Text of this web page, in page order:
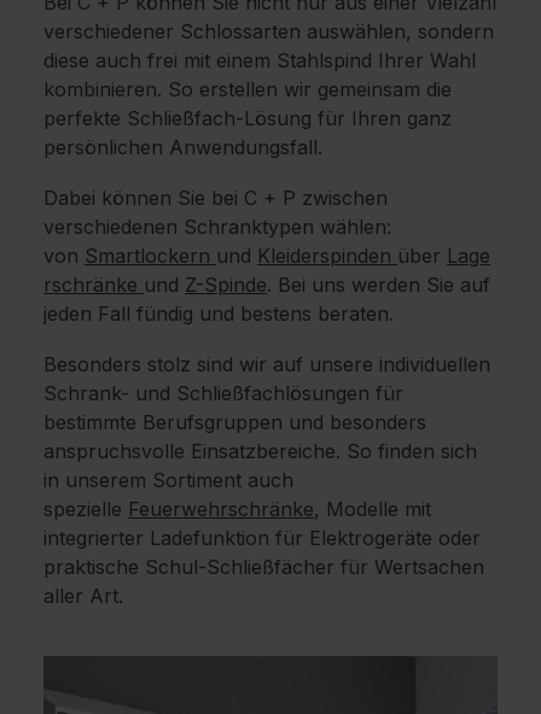
verschiedener Schlossarten auswählen, sondern
diese auch frei mit einem Stahlspind Ihrer Wahl
kombinieren. So erstellen wir gemeinsam die
perfekte Schließfach-Lösung für Ihren ganz
persönlichen Anwendungsfall.
Dabei können Sie bei C + P zwischen
verschiedenen Schranktypen wählen:
von Smartlockern und Kleiderspinden über Lage
rschränke und Z-Spinde. Bei uns werden Sie auf
jeden Fall fündig und bestens beraten.
Besonders stolz sind wir auf unsere individuellen
Schrank- und Schließfachlösungen für
bestimmte Berufsgruppen und besonders
anspruchsvolle Einsatzbereiche. So finden sich
in unserem Sortiment auch
spezielle Feuerwehrschränke, Modelle mit
integrierter Ladefunktion für Elektrogeräte oder
praktische Schul-Schließfächer für Wertsachen
aller Art.